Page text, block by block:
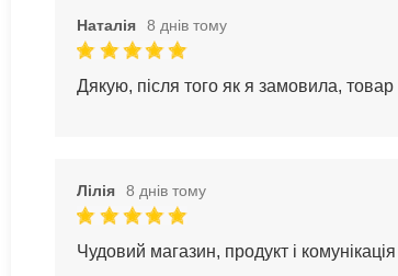
Наталія 8 днів тому
Дякую, після того як я замовила,
Лілія 8 днів тому
Чудовий магазин, продукт і